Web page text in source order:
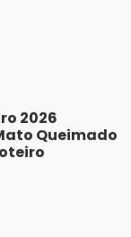
2026
Queimado